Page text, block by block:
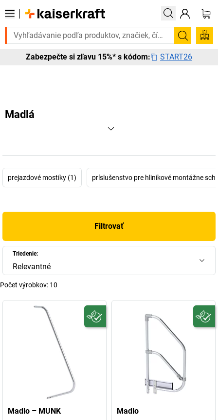
to urgentne? Vybrané bestsellery doručíme do 72 hodín.
Zabezpečte si zľavu 15%* s kódom: START26
Madlá
prejazdové mostíky (1) príslušenstvo pre hliníkové montážne
Filtrovať
Triedenie:
Relevantné
Počet výrobkov: 10
Madlo – MUNK Madlo